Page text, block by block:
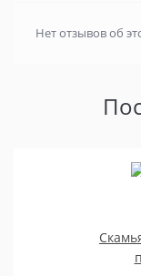
Нет отзывов об